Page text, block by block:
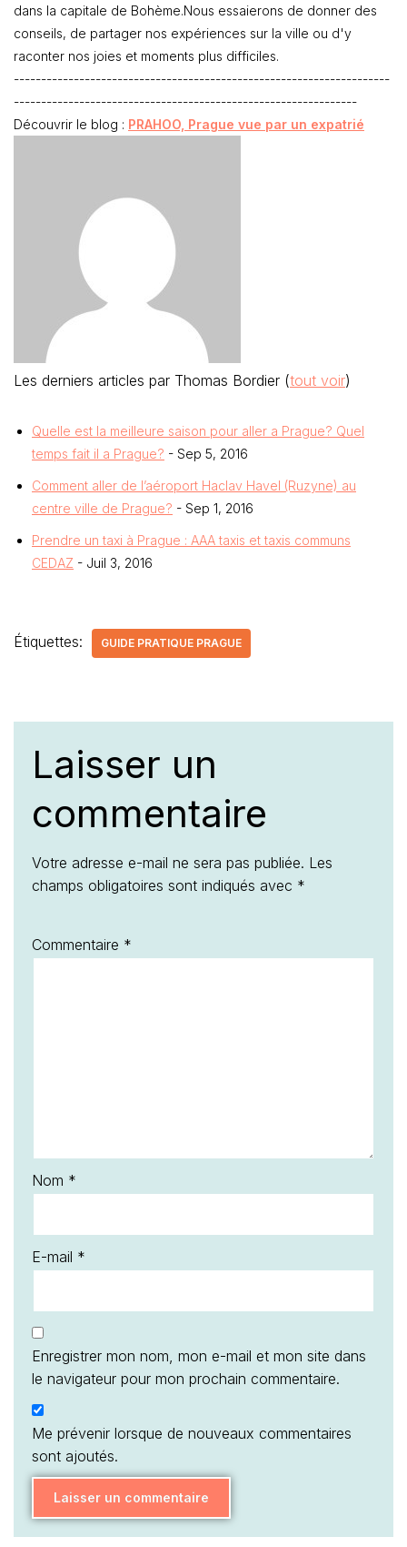
dans la capitale de Bohème.Nous essaierons de donner des
conseils, de partager nos expériences sur la ville ou d'y
raconter nos joies et moments plus difficiles.
---------------------------------------------------------------------
---------------------------------------------------------------
Découvrir le blog : PRAHOO, Prague vue par un expatrié
Les derniers articles par Thomas Bordier (tout voir)
Quelle est la meilleure saison pour aller a Prague? Quel
temps fait il a Prague? - Sep 5, 2016
Comment aller de l’aéroport Haclav Havel (Ruzyne) au
centre ville de Prague? - Sep 1, 2016
Prendre un taxi à Prague : AAA taxis et taxis communs
CEDAZ - Juil 3, 2016
Étiquettes: GUIDE PRATIQUE PRAGUE
Laisser un
commentaire
Votre adresse e-mail ne sera pas publiée. Les
champs obligatoires sont indiqués avec *
Commentaire *
Nom *
E-mail *
Enregistrer mon nom, mon e-mail et mon site dans
le navigateur pour mon prochain commentaire.
Me prévenir lorsque de nouveaux commentaires
sont ajoutés.